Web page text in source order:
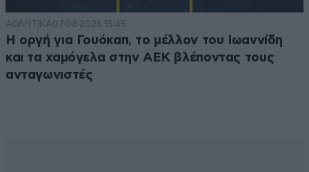
ΑΘΛΗΤΙΚΑ07·08·2026 15:45
Η οργή για Γουόκαπ, το μέλλον του Ιωαννίδη
και τα χαμόγελα στην ΑΕΚ βλέποντας τους
ανταγωνιστές